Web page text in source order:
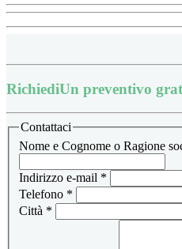
RichiediUn preventivo
Contattaci
Nome e Cognome o Ragione
Indirizzo e-mail *
Telefono *
Città *